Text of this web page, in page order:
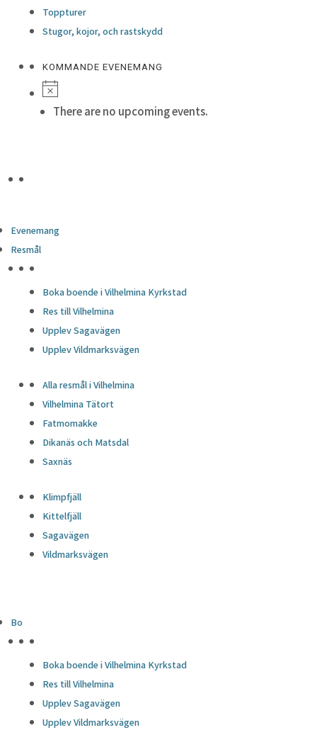
Toppturer
Stugor, kojor, och rastskydd
KOMMANDE EVENEMANG
There are no upcoming events.
Evenemang
Resmål
Boka boende i Vilhelmina Kyrkstad
Res till Vilhelmina
Upplev Sagavägen
Upplev Vildmarksvägen
Alla resmål i Vilhelmina
Vilhelmina Tätort
Fatmomakke
Dikanäs och Matsdal
Saxnäs
Klimpfjäll
Kittelfjäll
Sagavägen
Vildmarksvägen
Bo
Boka boende i Vilhelmina Kyrkstad
Res till Vilhelmina
Upplev Sagavägen
Upplev Vildmarksvägen